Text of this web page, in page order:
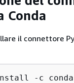
Conda
il connettore
-c